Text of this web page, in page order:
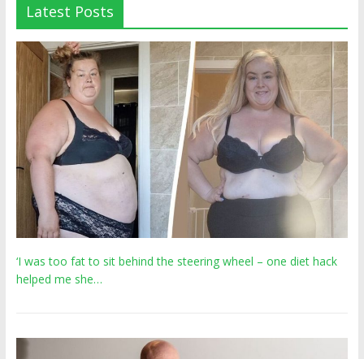
Latest Posts
‘I was too fat to sit behind the steering wheel – one diet hack
helped me she…